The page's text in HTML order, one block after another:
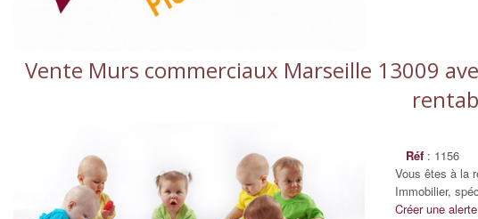
Vente Murs commerciaux Marseille 13009
Réf : 1156
Vous êtes à la
Immobilier,
Créer une alerte